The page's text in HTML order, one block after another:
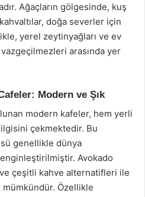
Ağaçların gölgesinde, kuş
kahvaltılar, doğa severler için
yerel zeytinyağları ve ev
vazgeçilmezleri arasında yer
Modern ve Şık
modern kafeler, hem yerli
çekmektedir. Bu
genellikle dünya
Avokado
çeşitli kahve alternatifleri ile
mümkündür. Özellikle